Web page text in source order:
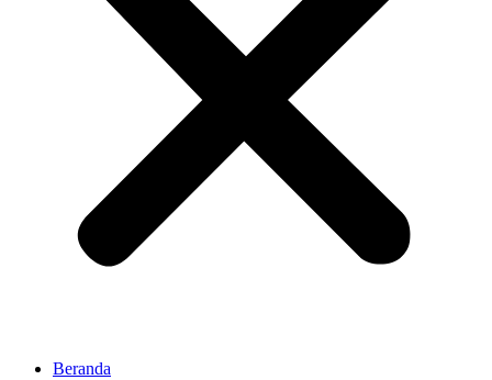
Beranda